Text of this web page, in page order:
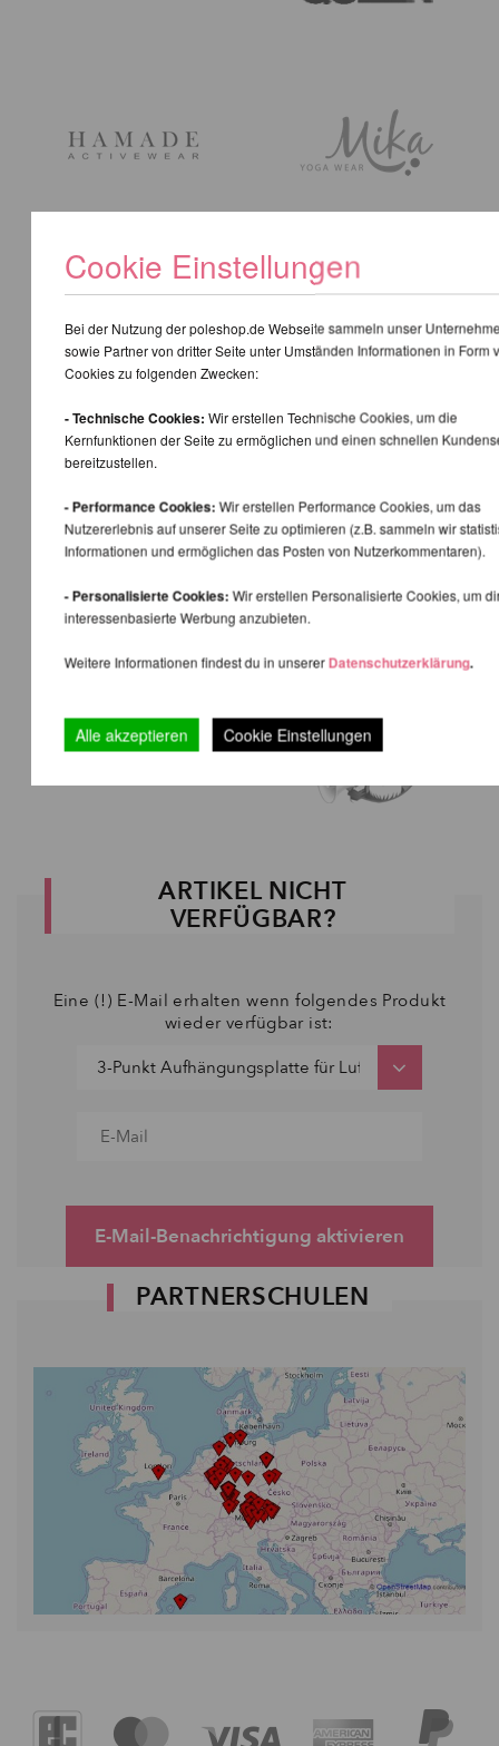
ARTIKEL NICHT
VERFÜGBAR?
Eine (!) E-Mail erhalten wenn folgendes Produkt
wieder verfügbar ist:
E-Mail-Benachrichtigung aktivieren
PARTNERSCHULEN
Cookie Einstellungen
Bei der Nutzung der poleshop.de Webseite sammeln unser
sowie Partner von dritter Seite unter Umständen Informationen in Form
Cookies zu folgenden Zwecken:
- Technische Cookies: Wir erstellen Technische Cookies, um die
Kernfunktionen der Seite zu ermöglichen und einen schnellen
bereitzustellen.
- Performance Cookies:Wir erstellen Performance Cookies, um das
Nutzererlebnis auf unserer Seite zu optimieren (z.B. sammeln wir
Informationen und ermöglichen das Posten von Nutzerkommentaren).
- Personalisierte Cookies:Wir erstellen Personalisierte Cookies, um
interessenbasierte Werbung anzubieten.
Weitere Informationen findest du in unsererDatenschutzerklärung.
Alle akzeptieren Cookie Einstellungen